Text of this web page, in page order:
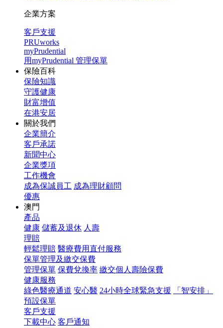
企業方案
客戶支援
PRUworks
myPrudential
用myPrudential 管理保單
保險百科
保險知識
守護健康
財富增值
在港安居
關於我們
企業簡介
客戶承諾
新聞中心
企業獎項
工作機會
成為保誠員工 成為理財顧問
優惠
澳門
產品
健康 儲蓄及退休 人壽
理賠
輕鬆理賠 醫療費用直付服務
保單管理及繳交保費
管理保單 保費兌換率 繳交個人壽險保費
健康服務
綠色醫療通道 安心醫 24小時全球緊急支援
「智安排」
預設保單
客戶支援
下載中心 客戶通知